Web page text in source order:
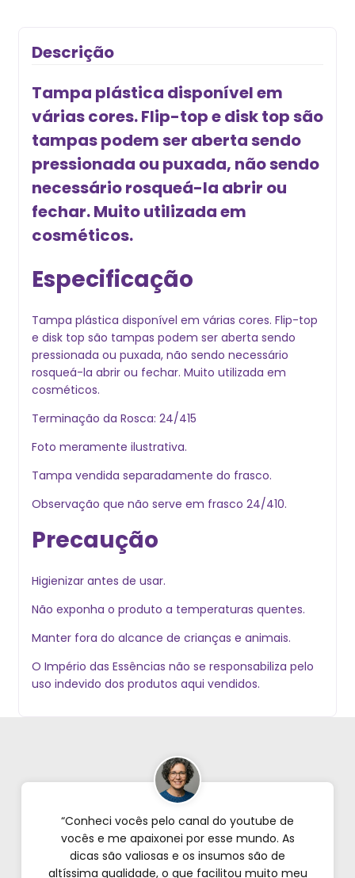
Descrição
Tampa plástica disponível em
várias cores. Flip-top e disk top são
tampas podem ser aberta sendo
pressionada ou puxada, não sendo
necessário rosqueá-la abrir ou
fechar. Muito utilizada em
cosméticos.
Especificação
Tampa plástica disponível em várias cores. Flip-top
e disk top são tampas podem ser aberta sendo
pressionada ou puxada, não sendo necessário
rosqueá-la abrir ou fechar. Muito utilizada em
cosméticos.
Terminação da Rosca: 24/415
Foto meramente ilustrativa.
Tampa vendida separadamente do frasco.
Observação que não serve em frasco 24/410.
Precaução
Higienizar antes de usar.
Não exponha o produto a temperaturas quentes.
Manter fora do alcance de crianças e animais.
O Império das Essências não se responsabiliza pelo
uso indevido dos produtos aqui vendidos.
“Conheci vocês pelo canal do youtube de
vocês e me apaixonei por esse mundo. As
dicas são valiosas e os insumos são de
altíssima qualidade, o que facilitou muito meu